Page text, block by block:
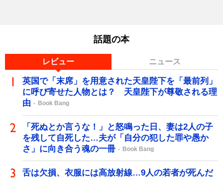
話題の本
レビュー ニュース
英国で「末席」を用意された天皇陛下を「最前列」
に呼び寄せた人物とは？ 天皇陛下が尊敬される理
由
Book Bang
「死ぬとか言うな！」と怒鳴った日、妻は2人の子
を残して自死した…夫が「自分の犯した罪や愚か
さ」に向き合う魂の一冊
Book Bang
舌は欠損、衣服には高放射線…9人の若者が死んだ